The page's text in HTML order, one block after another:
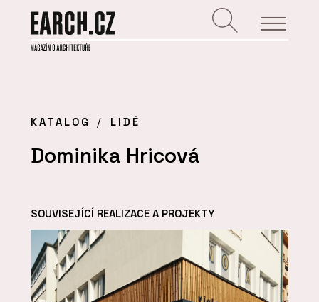
KATALOG LIDÉ
Dominika Hricová
SOUVISEJÍCÍ REALIZACE A PROJEKTY